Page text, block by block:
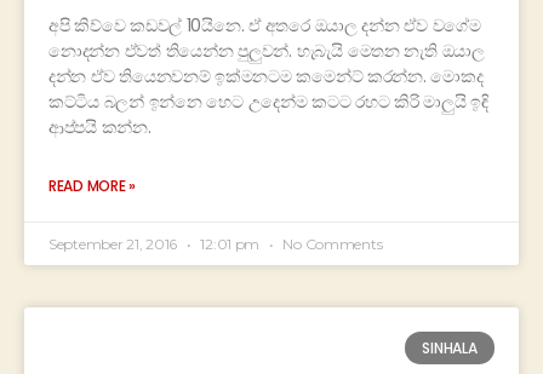
අපි කිව්වෙ කඩවල් 10යිනෙ. ඒ අතරෙ ඔයාල දන්න ඒව වගේම
නොදන්න ඒවත් තියෙන්න පුලුවන්. හැබැයි මෙතන නැති ඔයාල
දන්න ඒව තියෙනවනම් ඉක්මනටම කමෙන්ට් කරන්න. මොකද
කට්ටිය බලන් ඉන්නෙ හෙට උදෙන්ම කටට රහට කිරි මාලුයි ඉඳි
ආප්පයි කන්න.
READ MORE »
September 21, 2016 12:01 pm No Comments
SINHALA